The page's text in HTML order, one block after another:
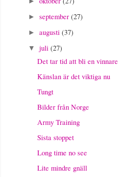
► september (27)
► augusti (37)
▼ juli (27)
Det tar tid att bli en vinnare
Känslan är det viktiga nu
Tungt
Bilder från Norge
Army Training
Sista stoppet
Long time no see
Lite mindre gnäll